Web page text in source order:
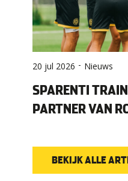
20 jul 2026 - Nieuws
SPARENTI
PARTNER VAN
BEKIJK ALLE